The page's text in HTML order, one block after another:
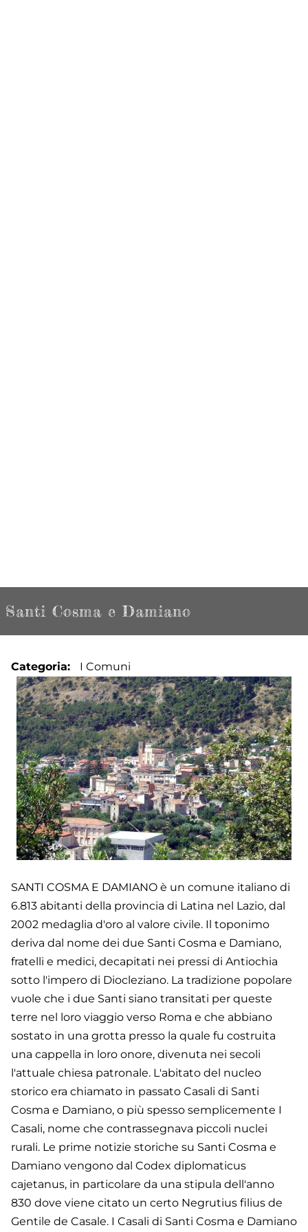
Santi Cosma e Damiano
Categoria I Comuni
SANTI COSMA E DAMIANO è un comune italiano di
6.813 abitanti della provincia di Latina nel Lazio, dal
2002 medaglia d'oro al valore civile. Il toponimo
deriva dal nome dei due Santi Cosma e Damiano,
fratelli e medici, decapitati nei pressi di Antiochia
sotto l'impero di Diocleziano. La tradizione popolare
vuole che i due Santi siano transitati per queste
terre nel loro viaggio verso Roma e che abbiano
sostato in una grotta presso la quale fu costruita
una cappella in loro onore, divenuta nei secoli
l'attuale chiesa patronale. L'abitato del nucleo
storico era chiamato in passato Casali di Santi
Cosma e Damiano, o più spesso semplicemente I
Casali, nome che contrassegnava piccoli nuclei
rurali. Le prime notizie storiche su Santi Cosma e
Damiano vengono dal Codex diplomaticus
cajetanus, in particolare da una stipula dell'anno
830 dove viene citato un certo Negrutius filius de
Gentile de Casale. I Casali di Santi Cosma e Damiano